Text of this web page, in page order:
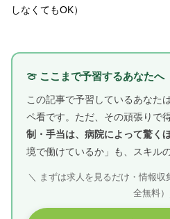
しなくてもOK）
🍈 ここまで予習するあなたへ
この記事で予習しているあなた
ペ看です。ただ、その頑張りで
制・手当は、病院によって驚く
境で働けているか」も、スキル
＼ まずは求人を見るだけ・情報
全無料）